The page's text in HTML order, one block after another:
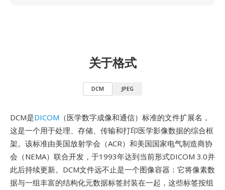
关于格式
DCM JPEG
DCM是DICOM （医学数字成像和通信）标准的文件扩展名，
这是一个用于处理、存储、传输和打印医学影像数据的综合框
架。该标准由美国放射学会（ACR）和美国国家电气制造商协
会（NEMA）联合开发，于1993年达到当前形式DICOM 3.0并
此后持续更新。DCM文件远不止是一个图像容器：它将像素数
据与一组丰富的结构化元数据标签封装在一起，这些标签按组